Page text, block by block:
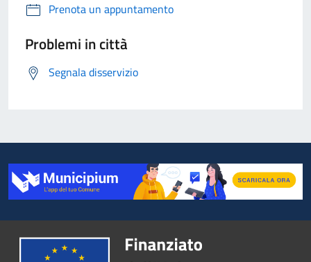
Prenota un appuntamento
Problemi in città
Segnala disservizio